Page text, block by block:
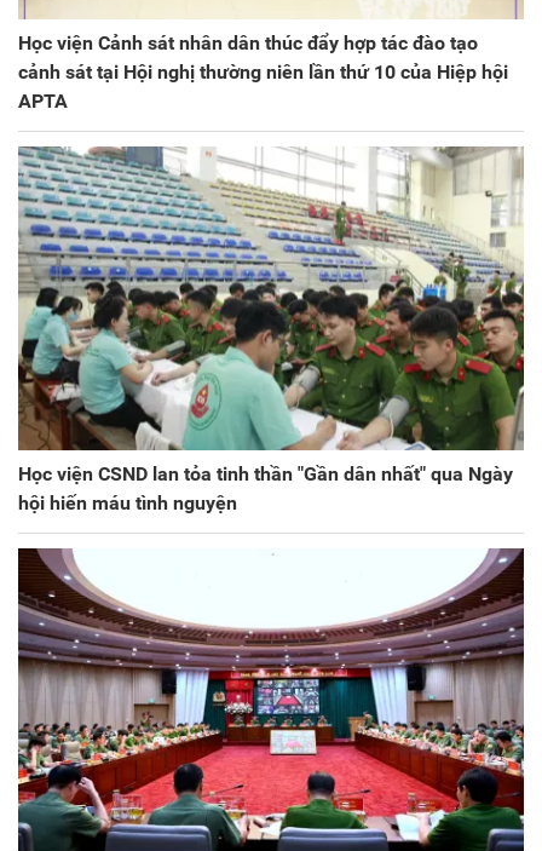
Học viện Cảnh sát nhân dân thúc đẩy hợp tác đào tạo
cảnh sát tại Hội nghị thường niên lần thứ 10 của Hiệp hội
APTA
Học viện CSND lan tỏa tinh thần "Gần dân nhất" qua Ngày
hội hiến máu tình nguyện